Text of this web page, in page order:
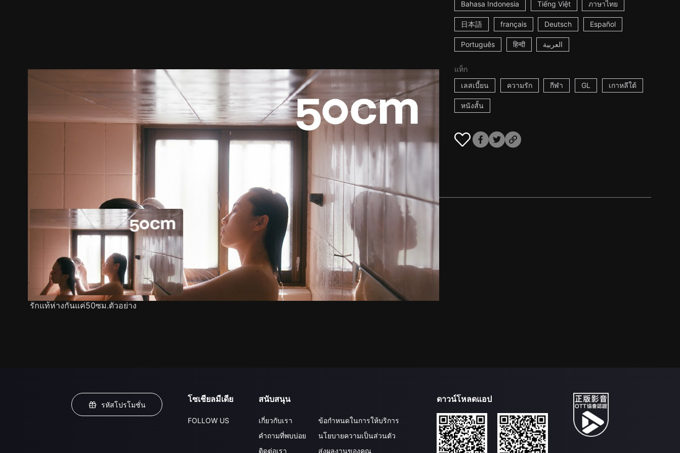
Bahasa Indonesia Tiếng Việt ภาษาไทย
日本語 français Deutsch Español
Português हिन्दी العربية
แท็ก
เลสเบี้ยน
ความรัก กีฬา GL เกาหลีใต้
หนังสั้น
เนื้อหาที่แนะนำ
รักแท้ห่างกันแค่50ซม.ตัวอย่าง
รหัสโปรโมชั่น
โซเชียลมีเดีย
FOLLOW US
สนับสนุน
เกี่ยวกับเรา
คำถามที่พบบ่อย
ติดต่อเรา
ข้อกำหนดในการให้บริการ
นโยบายความเป็นส่วนตัว
ส่งผลงานของคุณ
ดาวน์โหลดแอป